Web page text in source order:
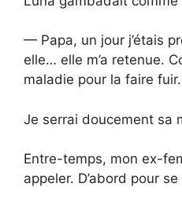
— Papa, un jour j’étais
elle… elle m’a retenue.
maladie pour la faire fuir.
Je serrai doucement sa
Entre-temps, mon ex-
appeler. D’abord pour